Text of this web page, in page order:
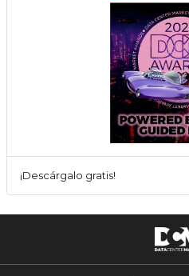
¡Descárgalo gratis!